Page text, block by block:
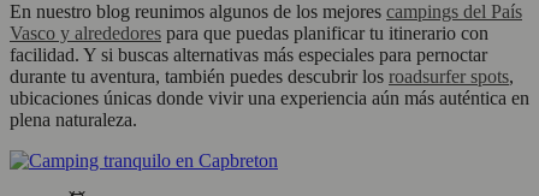
En nuestro blog reunimos algunos de los mejores campings del País
Vasco y alrededores para que puedas planificar tu itinerario con
facilidad. Y si buscas alternativas más especiales para pernoctar
durante tu aventura, también puedes descubrir los roadsurfer spots,
ubicaciones únicas donde vivir una experiencia aún más auténtica en
plena naturaleza.